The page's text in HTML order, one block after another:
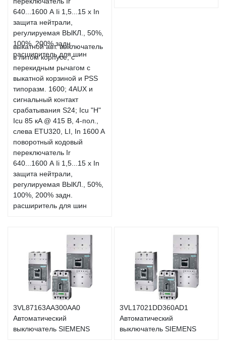
выкатной авт. выключатель
в литом корпусе, с
перекидным рычагом с
выкатной корзиной и PSS
типоразм. 1600; 4AUX и
сигнальный контакт
срабатывания S24; Icu "H"
Icu 85 кA @ 415 В, 4-пол.,
слева ETU320, LI, In 1600 A
поворотный кодовый
переключатель Ir
640...1600 А Ii 1,5...15 x In
защита нейтрали,
регулируемая ВЫКЛ., 50%,
100%, 200% задн.
расширитель для шин
3VL87163AA300AA0
Автоматический
выключатель SIEMENS
3VL17021DD360AD1
Автоматический
выключатель SIEMENS